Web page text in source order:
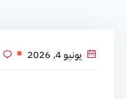
يونيو 4, 2026